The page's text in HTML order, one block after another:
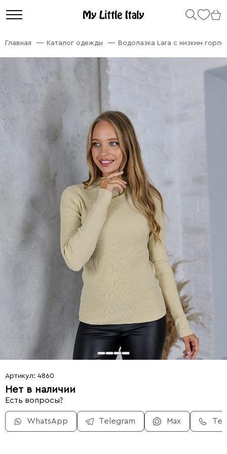
Главная Каталог одежды Водолазка Lara с низким
Артикул: 4860
Нет в наличии
Есть вопросы?
WhatsApp Telegram Max